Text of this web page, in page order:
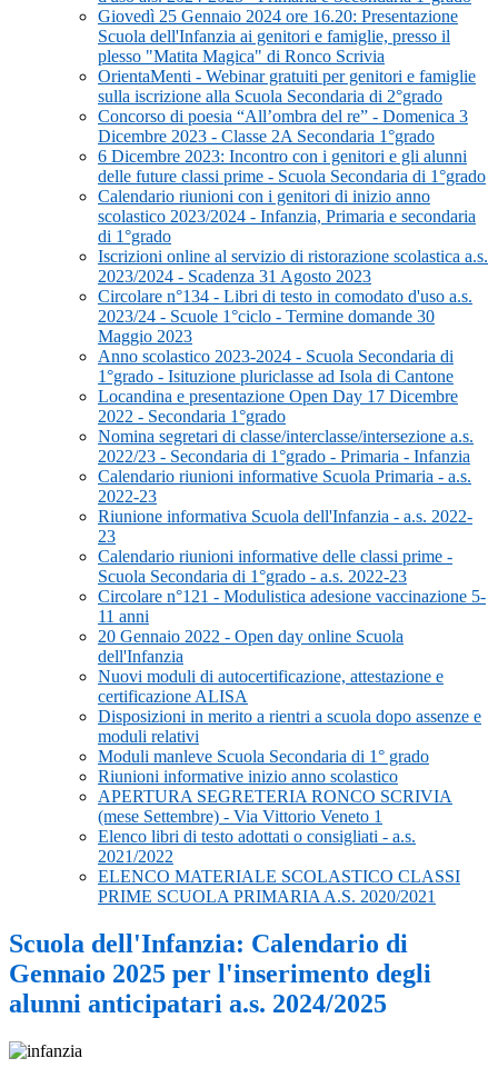
Giovedì 25 Gennaio 2024 ore 16.20: Presentazione
Scuola dell'Infanzia ai genitori e famiglie, presso il
plesso "Matita Magica" di Ronco Scrivia
OrientaMenti - Webinar gratuiti per genitori e famiglie
sulla iscrizione alla Scuola Secondaria di 2°grado
Concorso di poesia “All’ombra del re” - Domenica 3
Dicembre 2023 - Classe 2A Secondaria 1°grado
6 Dicembre 2023: Incontro con i genitori e gli alunni
delle future classi prime - Scuola Secondaria di 1°grado
Calendario riunioni con i genitori di inizio anno
scolastico 2023/2024 - Infanzia, Primaria e secondaria
di 1°grado
Iscrizioni online al servizio di ristorazione scolastica a.s.
2023/2024 - Scadenza 31 Agosto 2023
Circolare n°134 - Libri di testo in comodato d'uso a.s.
2023/24 - Scuole 1°ciclo - Termine domande 30
Maggio 2023
Anno scolastico 2023-2024 - Scuola Secondaria di
1°grado - Isituzione pluriclasse ad Isola di Cantone
Locandina e presentazione Open Day 17 Dicembre
2022 - Secondaria 1°grado
Nomina segretari di classe/interclasse/intersezione a.s.
2022/23 - Secondaria di 1°grado - Primaria - Infanzia
Calendario riunioni informative Scuola Primaria - a.s.
2022-23
Riunione informativa Scuola dell'Infanzia - a.s. 2022-
23
Calendario riunioni informative delle classi prime -
Scuola Secondaria di 1°grado - a.s. 2022-23
Circolare n°121 - Modulistica adesione vaccinazione 5-
11 anni
20 Gennaio 2022 - Open day online Scuola
dell'Infanzia
Nuovi moduli di autocertificazione, attestazione e
certificazione ALISA
Disposizioni in merito a rientri a scuola dopo assenze e
moduli relativi
Moduli manleve Scuola Secondaria di 1° grado
Riunioni informative inizio anno scolastico
APERTURA SEGRETERIA RONCO SCRIVIA
(mese Settembre) - Via Vittorio Veneto 1
Elenco libri di testo adottati o consigliati - a.s.
2021/2022
ELENCO MATERIALE SCOLASTICO CLASSI
PRIME SCUOLA PRIMARIA A.S. 2020/2021
Scuola dell'Infanzia: Calendario di
Gennaio 2025 per l'inserimento degli
alunni anticipatari a.s. 2024/2025